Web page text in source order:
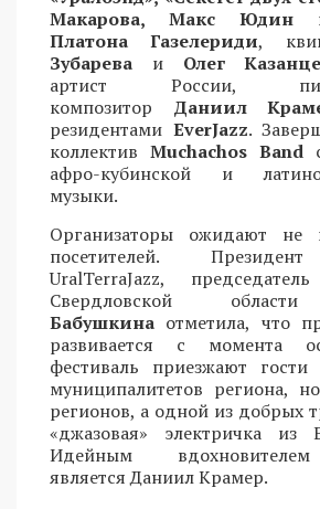
Макарова, Макс Юдин
Платона Газелериди,
Зубарева и Олег
артист России,
композитор Даниил
резидентами EverJazz.
коллектив Muchachos Band
афро-кубинской и
музыки.
Организаторы ожидают не
посетителей.
UralTerraJazz,
Свердловской
Бабушкина отметила, что
развивается с момента
фестиваль приезжают
муниципалитетов региона,
регионов, а одной из добрых
«джазовая» электричка из
Идейным
является Даниил Крамер.